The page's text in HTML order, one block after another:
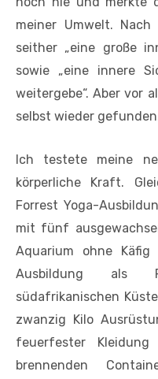
meiner Umwelt.
seither „eine große
sowie „eine innere
weitergebe“. Aber vor
selbst wieder
Ich testete meine
körperliche Kraft.
Forrest Yoga-
mit fünf
Aquarium ohne
Ausbildung als
südafrikanischen
zwanzig Kilo
feuerfester
brennenden